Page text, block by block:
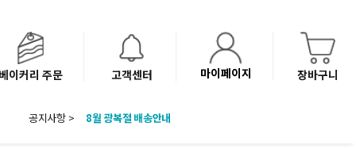
이커리 주문 고객센터 마이페이지 장바구니
공지사항 >
8월 광복절 배송안내